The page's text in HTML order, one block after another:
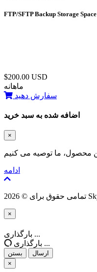
FTP/SFTP Backup Storage Space
$200.00 USD
ماهانه
سفارش دهید
اضافه شده به سبد خرید
×
ادامه
×
بستن
بارگذاری ...
بارگذاری ...
بستن
ارسال
×